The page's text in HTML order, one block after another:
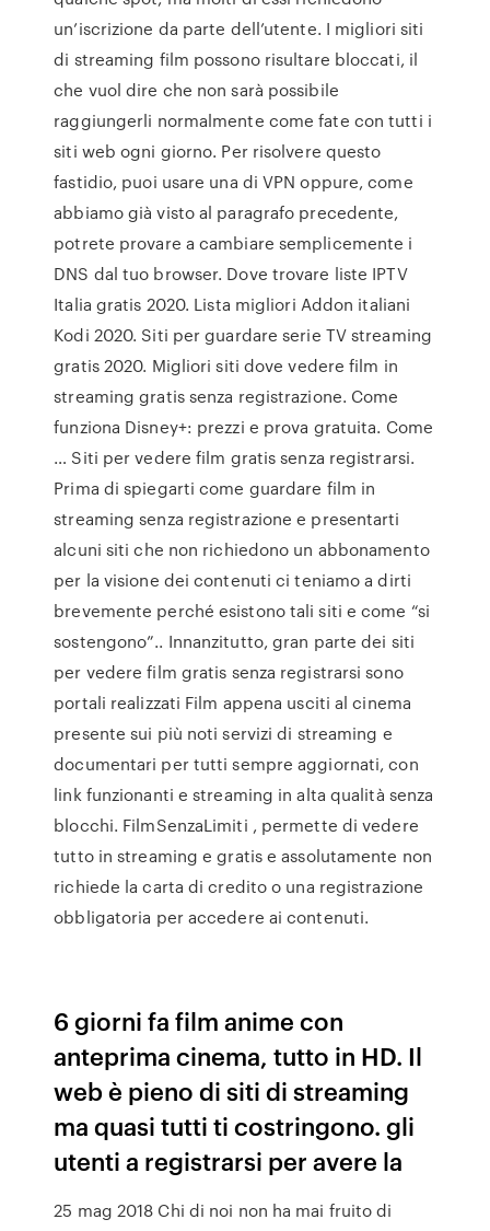
un’iscrizione da parte dell’utente. I migliori siti
di streaming film possono risultare bloccati, il
che vuol dire che non sarà possibile
raggiungerli normalmente come fate con tutti i
siti web ogni giorno. Per risolvere questo
fastidio, puoi usare una di VPN oppure, come
abbiamo già visto al paragrafo precedente,
potrete provare a cambiare semplicemente i
DNS dal tuo browser. Dove trovare liste IPTV
Italia gratis 2020. Lista migliori Addon italiani
Kodi 2020. Siti per guardare serie TV streaming
gratis 2020. Migliori siti dove vedere film in
streaming gratis senza registrazione. Come
funziona Disney+: prezzi e prova gratuita. Come
… Siti per vedere film gratis senza registrarsi.
Prima di spiegarti come guardare film in
streaming senza registrazione e presentarti
alcuni siti che non richiedono un abbonamento
per la visione dei contenuti ci teniamo a dirti
brevemente perché esistono tali siti e come “si
sostengono”.. Innanzitutto, gran parte dei siti
per vedere film gratis senza registrarsi sono
portali realizzati Film appena usciti al cinema
presente sui più noti servizi di streaming e
documentari per tutti sempre aggiornati, con
link funzionanti e streaming in alta qualità senza
blocchi. FilmSenzaLimiti , permette di vedere
tutto in streaming e gratis e assolutamente non
richiede la carta di credito o una registrazione
obbligatoria per accedere ai contenuti.
6 giorni fa film anime con
anteprima cinema, tutto in HD. Il
web è pieno di siti di streaming
ma quasi tutti ti costringono. gli
utenti a registrarsi per avere la
25 mag 2018 Chi di noi non ha mai fruito di